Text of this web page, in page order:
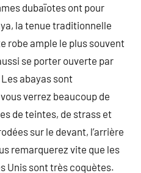
dubaïotes ont pour
la tenue traditionnelle
robe ample le plus souvent
se porter ouverte par
abayas sont
verrez beaucoup de
de teintes, de strass et
sur le devant, l’arrière
remarquerez vite que les
Unis sont très coquètes.